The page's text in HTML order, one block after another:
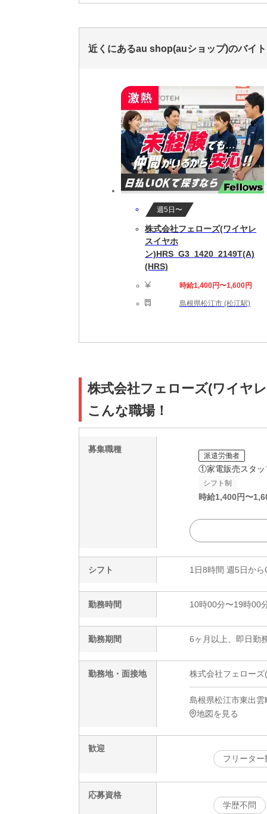
近くにあるau shop(auショップ)のバイ
週5日〜
株式会社フェローズ(ワイヤレ
スイヤホ
ン)HRS_G3_1420_2149T(A)
(HRS)
時給1,400円〜1,600円
島根県松江市 (松江駅)
株式会社フェローズ(ワイヤ
こんな職場！
募集職種
派遣労働者
①家電販売スタッ
シフト制
時給1,400円〜
シフト 1日8時間 週5日から
勤務時間 10時00分〜19時00
勤務期間 6ヶ月以上、即日勤
勤務地・面接地 株式会社フェロー
島根県松江市東出
地図を見る
歓迎
フリーター
応募資格
学歴不問